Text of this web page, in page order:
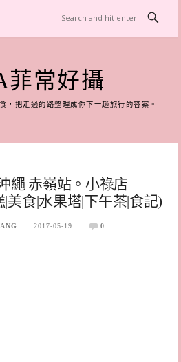
菲常好攝
，把走過的路整理成你下一趟旅行的答案。
繩 赤嶺站。小祿店
|美食|水果塔|下午茶|食記)
2017-05-19 0